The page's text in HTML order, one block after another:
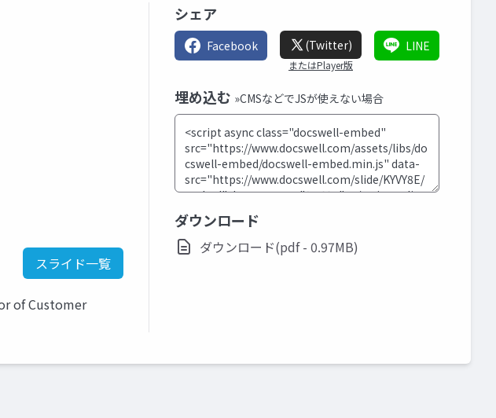
スライド一覧
of Customer
シェア
Facebook (Twitter)
またはPlayer版
LINE
埋め込む »CMSなどでJSが使えない場合
ダウンロード
ダウンロード(pdf - 0.97MB)